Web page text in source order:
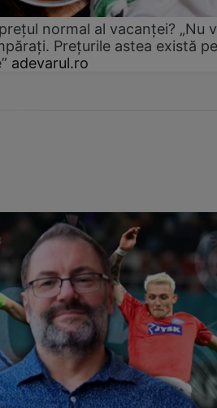
normal al vacanței? „Nu
Prețurile astea există
adevarul.ro